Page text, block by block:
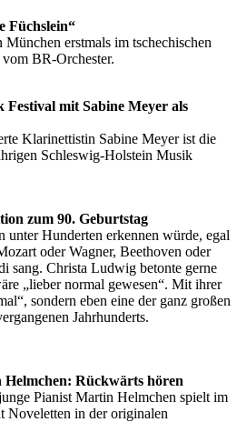
Füchslein“
erstmals im tschechischen
BR-Orchester.
Festival mit Sabine Meyer als
Klarinettistin Sabine Meyer ist die
Schleswig-Holstein Musik
zum 90. Geburtstag
unter Hunderten erkennen würde, egal
oder Wagner, Beethoven oder
sang. Christa Ludwig betonte gerne
„lieber normal gewesen“. Mit ihrer
sondern eben eine der ganz großen
Jahrhunderts.
Rückwärts hören
Pianist Martin Helmchen spielt im
Noveletten in der originalen